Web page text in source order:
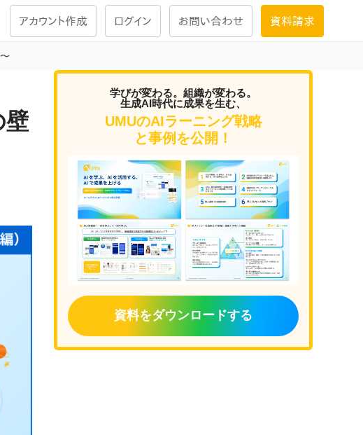
ーム
学習設計
学習ツール
試験を受ける
大画面インタラクション
学習プログラム
役立つナレッジで
れるご質問にお答えし
アカウント作成 ログイン お問い合わせ 資料請求
壁
学びが変わる。組織が変わる。
生成AI時代に成果を生む、
UMUのAIラーニング戦略
と事例を公開！
資料をダウンロードする